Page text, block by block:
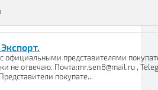
представителями
не отвечаю. Почта:mr.sen8@mail.ru ,
покупате...